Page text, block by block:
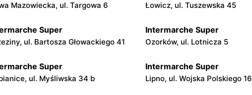
Mazowiecka, ul. Targowa 6 Łowicz, ul. Tuszewska 45
Super
ul. Bartosza Głowackiego 41
Intermarche Super
Ozorków, ul. Lotnicza 5
Super
ul. Myśliwska 34 b
Intermarche Super
Lipno, ul. Wojska Polskiego 16